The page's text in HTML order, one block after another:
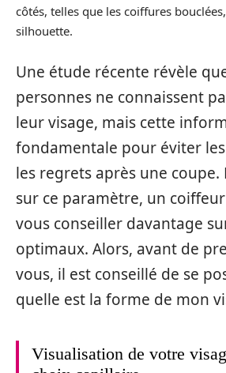
côtés, telles que les coiffures
silhouette.
Une étude récente révèle
personnes ne connaissent
leur visage, mais cette
fondamentale pour éviter
les regrets après une coupe.
sur ce paramètre, un
vous conseiller davantage
optimaux. Alors, avant de
vous, il est conseillé de se
quelle est la forme de mon
Visualisation de votre